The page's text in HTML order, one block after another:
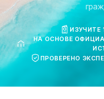
ИЗУЧИТЕ
НА ОСНОВЕ
ПРОВЕРЕНО